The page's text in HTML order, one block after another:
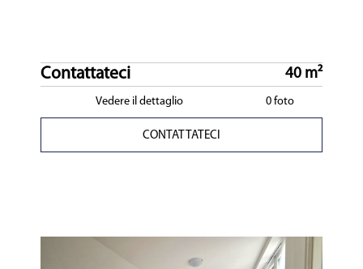
Contattateci 40 m²
Vedere il dettaglio 0 foto
CONTATTATECI